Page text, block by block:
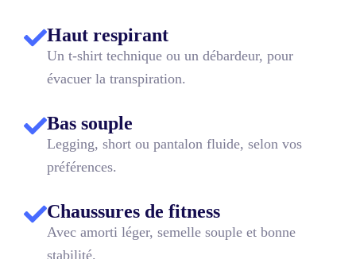
Haut respirant
Un t-shirt technique ou un débardeur, pour
évacuer la transpiration.
Bas souple
Legging, short ou pantalon fluide, selon vos
préférences.
Chaussures de fitness
Avec amorti léger, semelle souple et bonne
stabilité.